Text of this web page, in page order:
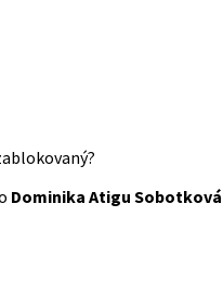
Dominika Atigu Sobotková